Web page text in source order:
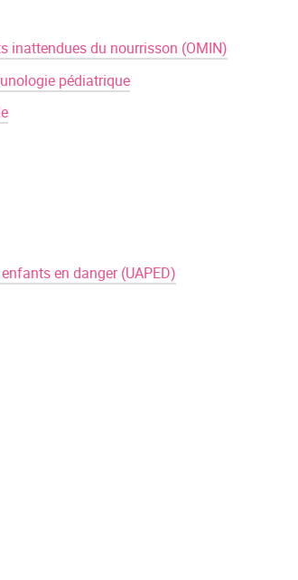
inattendues du nourrisson (OMIN)
pédiatrique
en danger (UAPED)